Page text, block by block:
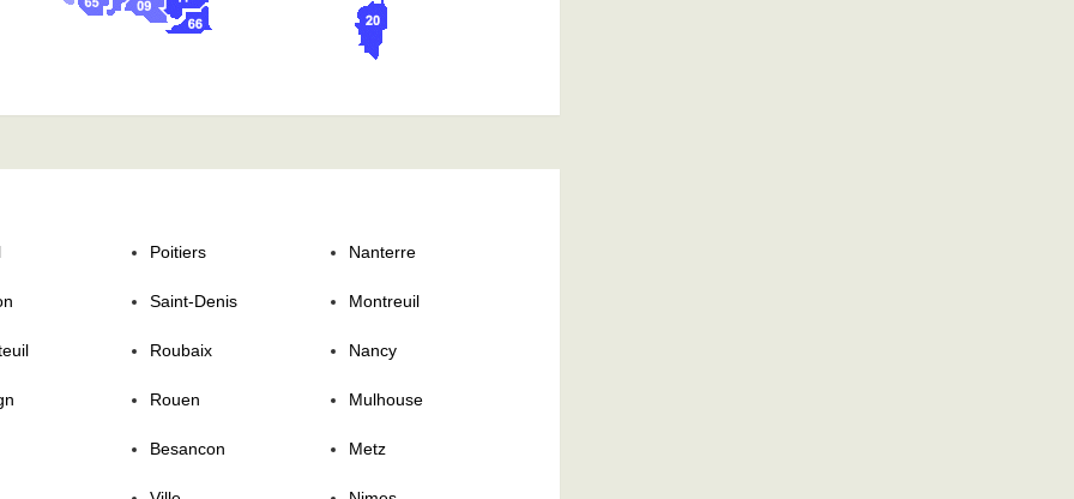
Poitiers Nanterre
Saint-Denis Montreuil
Roubaix Nancy
Rouen Mulhouse
Besancon Metz